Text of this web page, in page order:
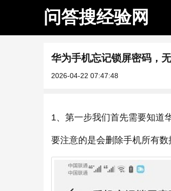
问答搜经验网
华为手机忘记锁屏密码，
2026-04-22 07:47:48
1、第一步我们首先需要知道
要注意的是会删除手机所有数